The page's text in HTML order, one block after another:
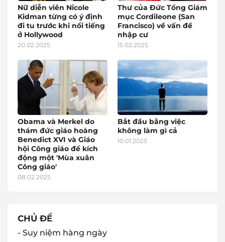
Nữ diễn viên Nicole
Kidman từng có ý định
đi tu trước khi nổi tiếng
ở Hollywood
20.02.2025
Thư của Đức Tổng Giám
mục Cordileone (San
Francisco) về vấn đề
nhập cư
15.02.2025
Obama và Merkel do
thám đức giáo hoàng
Benedict XVI và Giáo
hội Công giáo để kích
động một 'Mùa xuân
Công giáo'
08.02.2025
Bắt đầu bằng việc
không làm gì cả
10.01.2025
CHỦ ĐỀ
- Suy niệm hàng ngày